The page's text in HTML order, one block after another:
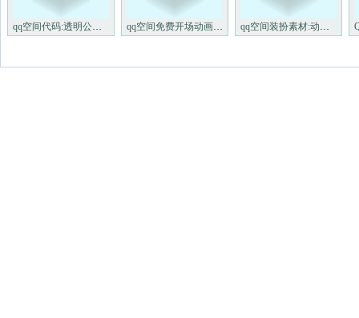
qq空间代码:透明公告栏LOVELET qq空间免费开场动画:欢迎来我 qq空间装扮素材:动态可爱的闪